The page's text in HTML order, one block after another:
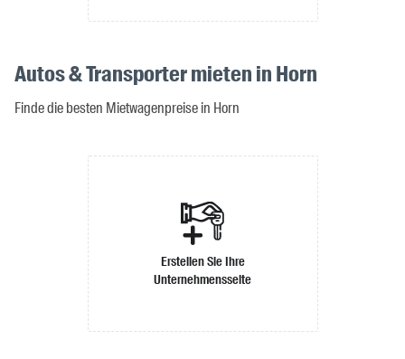
Autos & Transporter mieten in Horn
Finde die besten Mietwagenpreise in Horn
Erstellen Sie Ihre
Unternehmensseite